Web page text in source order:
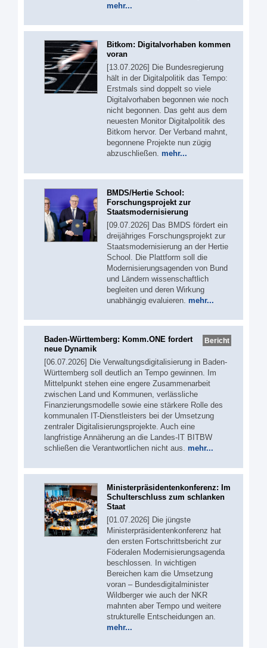
mehr...
Bitkom: Digitalvorhaben kommen
voran
[13.07.2026] Die Bundesregierung
hält in der Digitalpolitik das Tempo:
Erstmals sind doppelt so viele
Digitalvorhaben begonnen wie noch
nicht begonnen. Das geht aus dem
neuesten Monitor Digitalpolitik des
Bitkom hervor. Der Verband mahnt,
begonnene Projekte nun zügig
abzuschließen. mehr...
BMDS/Hertie School:
Forschungsprojekt zur
Staatsmodernisierung
[09.07.2026] Das BMDS fördert ein
dreijähriges Forschungsprojekt zur
Staatsmodernisierung an der Hertie
School. Die Plattform soll die
Modernisierungsagenden von Bund
und Ländern wissenschaftlich
begleiten und deren Wirkung
unabhängig evaluieren. mehr...
Bericht
Baden-Württemberg: Komm.ONE fordert
neue Dynamik
[06.07.2026] Die Verwaltungsdigitalisierung in Baden-
Württemberg soll deutlich an Tempo gewinnen. Im
Mittelpunkt stehen eine engere Zusammenarbeit
zwischen Land und Kommunen, verlässliche
Finanzierungsmodelle sowie eine stärkere Rolle des
kommunalen IT-Dienstleisters bei der Umsetzung
zentraler Digitalisierungsprojekte. Auch eine
langfristige Annäherung an die Landes-IT BITBW
schließen die Verantwortlichen nicht aus. mehr...
Ministerpräsidentenkonferenz: Im
Schulterschluss zum schlanken
Staat
[01.07.2026] Die jüngste
Ministerpräsidentenkonferenz hat
den ersten Fortschrittsbericht zur
Föderalen Modernisierungsagenda
beschlossen. In wichtigen
Bereichen kam die Umsetzung
voran – Bundesdigitalminister
Wildberger wie auch der NKR
mahnten aber Tempo und weitere
strukturelle Entscheidungen an.
mehr...